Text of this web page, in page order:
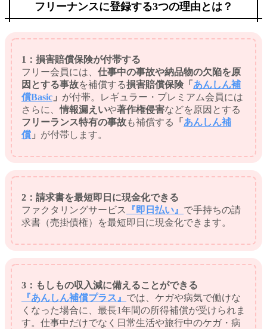
フリーナンスに登録する3つの理由とは？
1：損害賠償保険が付帯する
フリー会員には、 仕事中の事故や納品物の欠陥を原
因とする事故を補償する損害賠償保険「 あんしん補
償Basic 」 が付帯。レギュラー・プレミアム会員には
さらに、情報漏えいや著作権侵害などを原因とする
フリーランス特有の事故も補償する 「 あんしん補
償 」 が付帯します。
2：請求書を最短即日に現金化できる
ファクタリングサービス
『即日払い』 で手持ちの請
求書（売掛債権）を最短即日に現金化できます。
3：もしもの収入減に備えることができる
『あんしん補償プラス』 では、ケガや病気で働けな
くなった場合に、最長1年間の所得補償が受けられま
す。仕事中だけでなく日常生活や旅行中のケガ・病